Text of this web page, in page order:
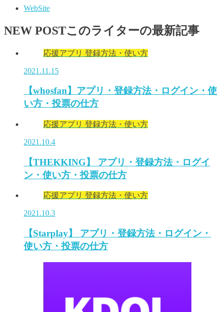
WebSite
NEW POSTこのライターの最新記事
応援アプリ 登録方法・使い方
2021.11.15
【whosfan】アプリ・登録方法・ログイン・使
い方・投票の仕方
応援アプリ 登録方法・使い方
2021.10.4
【THEKKING】 アプリ・登録方法・ログイ
ン・使い方・投票の仕方
応援アプリ 登録方法・使い方
2021.10.3
【Starplay】 アプリ・登録方法・ログイン・
使い方・投票の仕方